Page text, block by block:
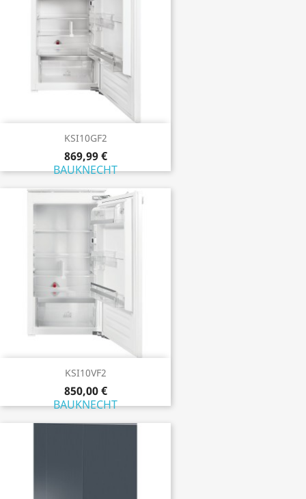
KSI10GF2
869,99 €
BAUKNECHT
KSI10VF2
850,00 €
BAUKNECHT